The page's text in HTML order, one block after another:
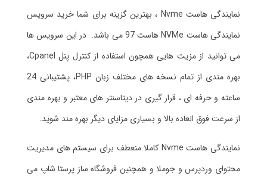
نمایندگی هاست Nvme ، بهترین گزینه برای شما خرید سرویس
نمایندگی هاست NVMe هاست 97 می باشد. در این سرویس ها
می توانید از مزیت هایی همچون استفاده از کنترل پنل Cpanel،
بهره مندی از تمام نسخه های مختلف زبان PHP، پشتیبانی 24
ساعته و حرفه ای ، قرار گیری در دیتاسنتر های معتبر و بهره مندی
از سرعت فوق العاده بالا و بسیاری مزایای دیگر بهره مند شوید.
نمایندگی هاست Nvme کاملا منعطف برای سیستم های مدیریت
محتوای وردپرس و جوملا و همچنین فروشگاه ساز پرستا شاپ می